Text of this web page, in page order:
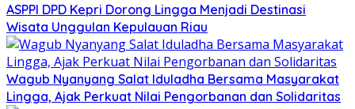
ASPPI DPD Kepri Dorong Lingga Menjadi Destinasi
Wisata Unggulan Kepulauan Riau
Wagub Nyanyang Salat Iduladha Bersama Masyarakat
Lingga, Ajak Perkuat Nilai Pengorbanan dan Solidaritas